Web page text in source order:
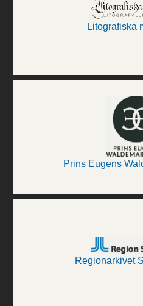
Litografiska
Prins Eugens
Regionarkivet